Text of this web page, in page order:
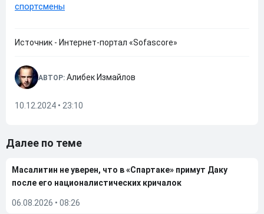
спортсмены
Источник - Интернет-портал «Sofascore»
АВТОР: Алибек Измайлов
10.12.2024 • 23:10
Далее по теме
Масалитин не уверен, что в «Спартаке» примут Даку
после его националистических кричалок
06.08.2026 • 08:26